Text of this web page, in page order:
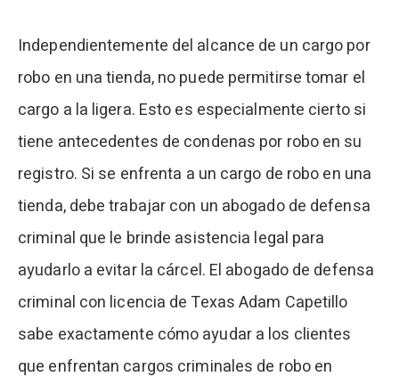
Independientemente del alcance de un cargo por
robo en una tienda, no puede permitirse tomar el
cargo a la ligera. Esto es especialmente cierto si
tiene antecedentes de condenas por robo en su
registro. Si se enfrenta a un cargo de robo en una
tienda, debe trabajar con un abogado de defensa
criminal que le brinde asistencia legal para
ayudarlo a evitar la cárcel. El abogado de defensa
criminal con licencia de Texas Adam Capetillo
sabe exactamente cómo ayudar a los clientes
que enfrentan cargos criminales de robo en